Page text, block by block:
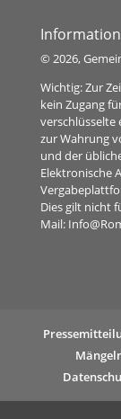
© 2026,
Wichtig: Zur
kein Zugang
zur Wahrung
und der
Elektronische
Dies gilt nicht
Mail: